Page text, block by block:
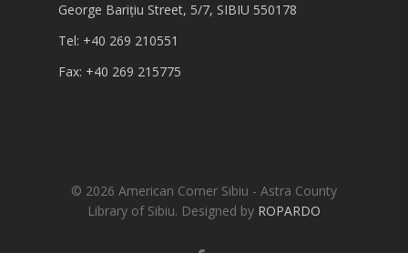
George Barițiu Street, 5/7, SIBIU 550178
Tel: +40 269 210551
Fax: +40 269 215775
© 2026 American Corner Sibiu - Astra County
Library of Sibiu. Designed by ROPARDO